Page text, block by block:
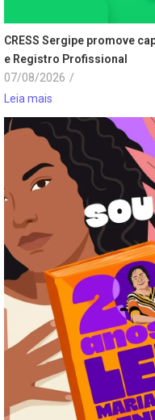
CRESS Sergipe promove
e Registro Profissional
07/08/2026 /
Leia mais